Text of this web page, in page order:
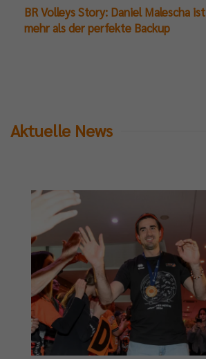
BR Volleys Story: Daniel Malescha ist
mehr als der perfekte Backup
Aktuelle News